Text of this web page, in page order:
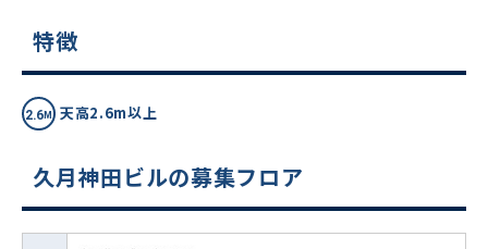
特徴
天高2.6m以上
久月神田ビルの募集フロア